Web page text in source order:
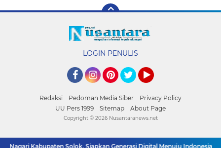
LOGIN PENULIS
Redaksi Pedoman Media Siber
Privacy Policy
UU Pers 1999
Sitemap About Page
Kabupaten Solok, Siapkan Generasi Digital Menuju Indonesia Emas
Copyright © 2026 Nusantaranews.net